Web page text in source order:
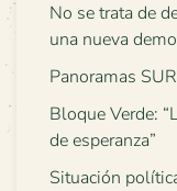
No se trata de
una nueva
Panoramas
Bloque Verde:
de esperanza”
Situación